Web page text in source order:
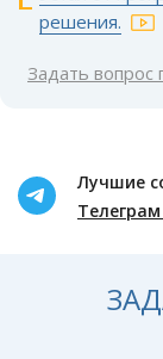
решения.
Задать вопрос
Лучшие